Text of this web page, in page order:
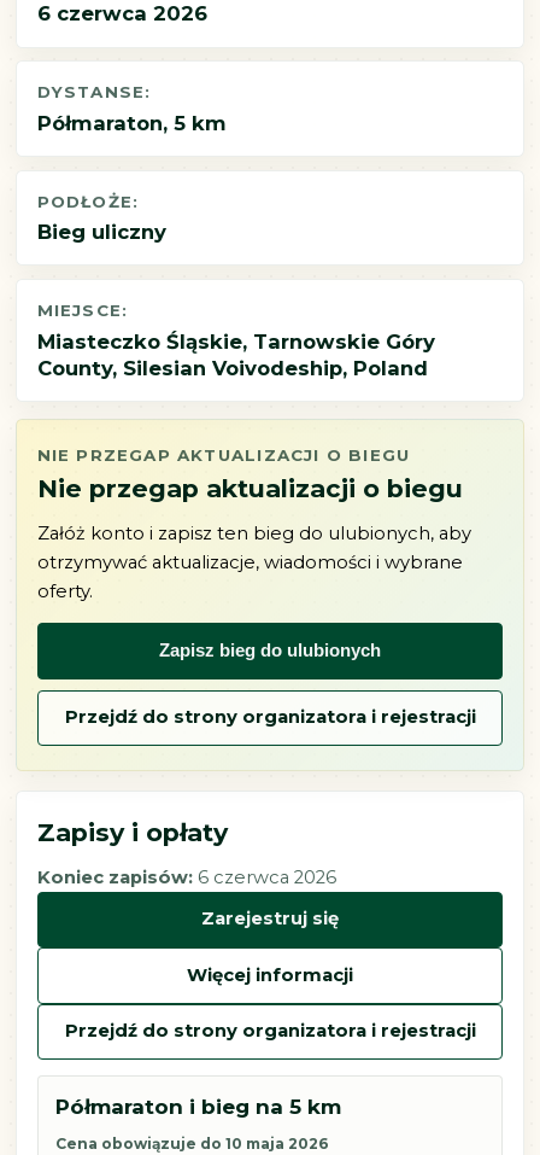
6 czerwca 2026
DYSTANSE:
Półmaraton, 5 km
PODŁOŻE:
Bieg uliczny
MIEJSCE:
Miasteczko Śląskie, Tarnowskie Góry
County, Silesian Voivodeship, Poland
NIE PRZEGAP AKTUALIZACJI O BIEGU
Nie przegap aktualizacji o biegu
Załóż konto i zapisz ten bieg do ulubionych, aby
otrzymywać aktualizacje, wiadomości i wybrane
oferty.
Zapisz bieg do ulubionych
Przejdź do strony organizatora i rejestracji
Zapisy i opłaty
Koniec zapisów:6 czerwca 2026
Zarejestruj się
Więcej informacji
Przejdź do strony organizatora i rejestracji
Półmaraton i bieg na 5 km
Cena obowiązuje do 10 maja 2026